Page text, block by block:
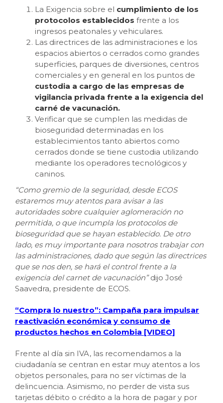
La Exigencia sobre el cumplimiento de los
protocolos establecidos frente a los
ingresos peatonales y vehiculares.
Las directrices de las administraciones e los
espacios abiertos o cerrados como grandes
superficies, parques de diversiones, centros
comerciales y en general en los puntos de
custodia a cargo de las empresas de
vigilancia privada frente a la exigencia del
carné de vacunación.
Verificar que se cumplen las medidas de
bioseguridad determinadas en los
establecimientos tanto abiertos como
cerrados donde se tiene custodia utilizando
mediante los operadores tecnológicos y
caninos.
“Como gremio de la seguridad, desde ECOS
estaremos muy atentos para avisar a las
autoridades sobre cualquier aglomeración no
permitida, o que incumpla los protocolos de
bioseguridad que se hayan establecido. De otro
lado, es muy importante para nosotros trabajar con
las administraciones, dado que según las directrices
que se nos den, se hará el control frente a la
exigencia del carnet de vacunación”dijo José
Saavedra, presidente de ECOS.
“Compra lo nuestro”: Campaña para impulsar
reactivación económica y consumo de
productos hechos en Colombia [VIDEO]
Frente al día sin IVA, las recomendamos a la
ciudadanía se centran en estar muy atentos a los
objetos personales, para no ser víctimas de la
delincuencia. Asimismo, no perder de vista sus
tarjetas débito o crédito a la hora de pagar y por